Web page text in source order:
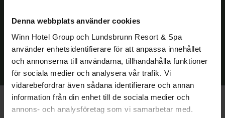
Denna webbplats använder cookies
Winn Hotel Group och Lundsbrunn Resort & Spa
använder enhetsidentifierare för att anpassa innehållet
och annonserna till användarna, tillhandahålla funktioner
för sociala medier och analysera vår trafik. Vi
vidarebefordrar även sådana identifierare och annan
information från din enhet till de sociala medier och
annons- och analysföretag som vi samarbetar med.
Naturnära Cykelvänligt
Vad vill du göra under din